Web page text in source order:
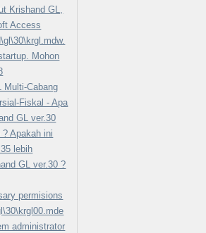
Krishand GL,
Access
Mohon
Multi-Cabang
Fiskal - Apa
GL ver.30
Apakah ini
lebih
GL ver.30 ?
permisions
administrator